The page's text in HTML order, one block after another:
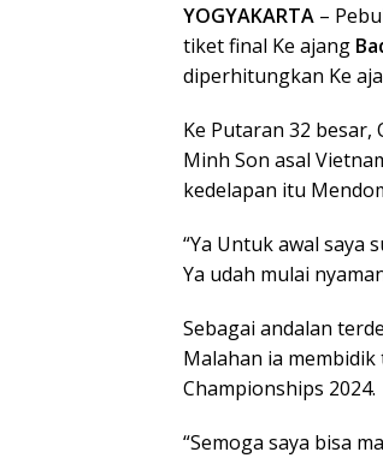
YOGYAKARTA –
tiket final Ke ajang
diperhitungkan Ke
Ke Putaran 32
Minh Son asal
kedelapan itu
“Ya Untuk awal saya
Ya udah mulai
Sebagai andalan
Malahan ia
Championships 2024.
“Semoga saya bisa